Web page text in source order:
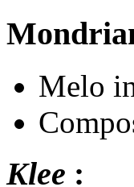
Melo
Klee :